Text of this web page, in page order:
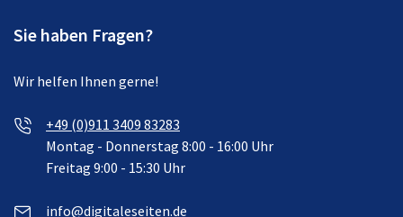
Sie haben Fragen?
Wir helfen Ihnen gerne!
+49 (0)911 3409 83283
Montag - Donnerstag 8:00 - 16:00 Uhr
Freitag 9:00 - 15:30 Uhr
info@digitaleseiten.de